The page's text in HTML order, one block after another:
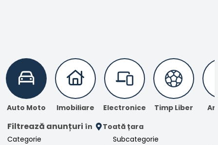
Auto Moto Imobiliare Electronice Timp Liber
Filtrează anunțuri în
Toată țara
Categorie
Subcategorie